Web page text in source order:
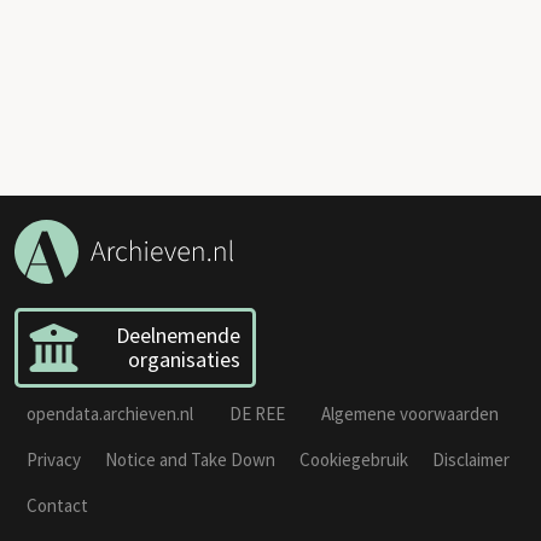
Deelnemende
organisaties
opendata.archieven.nl DE REE
Algemene voorwaarden
Privacy
Notice and Take Down Cookiegebruik
Disclaimer
Contact